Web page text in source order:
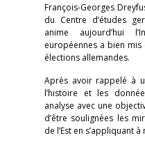
François-Georges
du Centre d’études
anime aujourd’hui
européennes a bien mis
élections allemandes.
Après avoir rappelé à
l’histoire et les
analyse avec une
d’être soulignées les
de l’Est en s’appliquant